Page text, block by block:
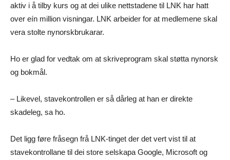
aktiv i å tilby kurs og at dei ulike nettstadene til LNK har hatt
over eín million visningar. LNK arbeider for at medlemene skal
vera stolte nynorskbrukarar.
Ho er glad for vedtak om at skriveprogram skal støtta nynorsk
og bokmål.
– Likevel, stavekontrollen er så dårleg at han er direkte
skadeleg, sa ho.
Det ligg føre fråsegn frå LNK-tinget der det vert vist til at
stavekontrollane til dei store selskapa Google, Microsoft og